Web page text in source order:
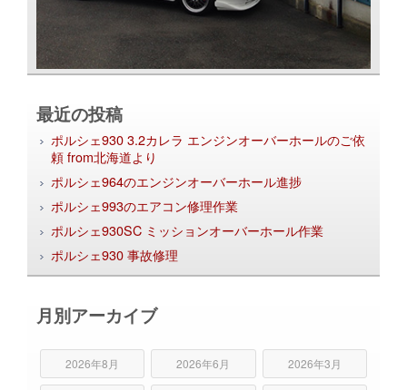
最近の投稿
ポルシェ930 3.2カレラ エンジンオーバーホールのご依
頼 from北海道より
ポルシェ964のエンジンオーバーホール進捗
ポルシェ993のエアコン修理作業
ポルシェ930SC ミッションオーバーホール作業
ポルシェ930 事故修理
月別アーカイブ
2026年8月 2026年6月 2026年3月